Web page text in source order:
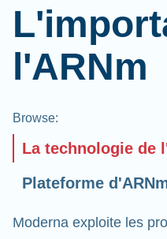
l'ARNm
Browse:
La technologie de
Plateforme
Moderna exploite les